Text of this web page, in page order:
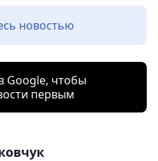
новостью
Google, чтобы
первым